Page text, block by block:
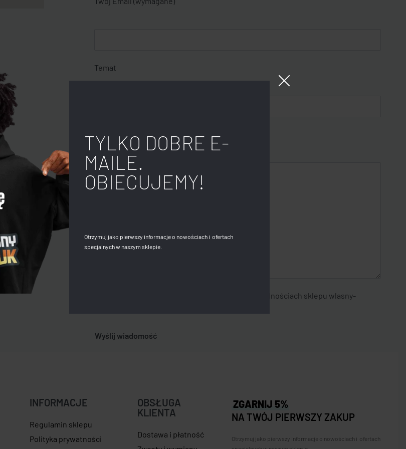
Temat
Twoja wiadomość
Proszę powiadamiać mnie o nowościach i aktualnościach sklepu wlasny-
INFORMACJE
Regulamin sklepu
Polityka prywatności
OBSŁUGA
KLIENTA
Dostawa i płatność
ZGARNIJ 5%
NA TWÓJ PIERWSZY ZAKUP
Otrzymuj jako pierwszy informacje o nowościach i ofertach
TYLKO DOBRE E-
MAILE.
OBIECUJEMY!
Otrzymuj jako pierwszy informacje o nowościach i ofertach
specjalnych w naszym sklepie.